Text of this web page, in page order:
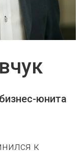
юнита
к